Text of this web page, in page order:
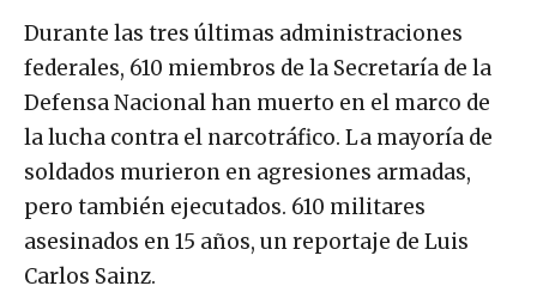
Durante las tres últimas administraciones
federales, 610 miembros de la Secretaría de la
Defensa Nacional han muerto en el marco de
la lucha contra el narcotráfico. La mayoría de
soldados murieron en agresiones armadas,
pero también ejecutados. 610 militares
asesinados en 15 años, un reportaje de Luis
Carlos Sainz.